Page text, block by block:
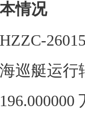
情况
巡艇运行